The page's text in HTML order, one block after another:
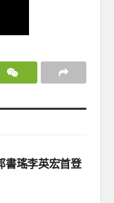
瑤李英宏首登